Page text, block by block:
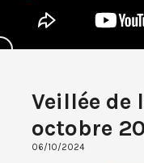
Veillée de
octobre
06/10/2024